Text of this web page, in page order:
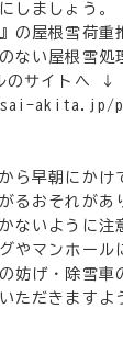
しましょう。
の屋根雪荷重
ない屋根雪処
のサイトへ ↓
akita.jp/
ら早朝にかけ
るおそれがあ
ないように注
やマンホール
妨げ・除雪車
ただきますよ